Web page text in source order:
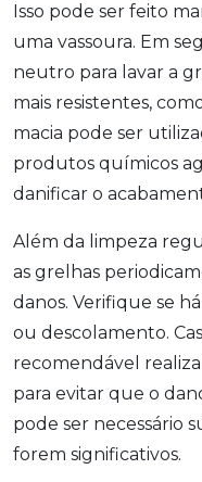
Isso pode ser feito
uma vassoura. Em
neutro para lavar a
mais resistentes,
macia pode ser
produtos químicos
danificar o
Além da limpeza
as grelhas
danos. Verifique se
ou descolamento.
recomendável
para evitar que o
pode ser necessário
forem significativos.